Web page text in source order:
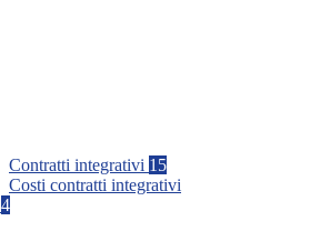
Contratti integrativi 15
Costi contratti integrativi
4